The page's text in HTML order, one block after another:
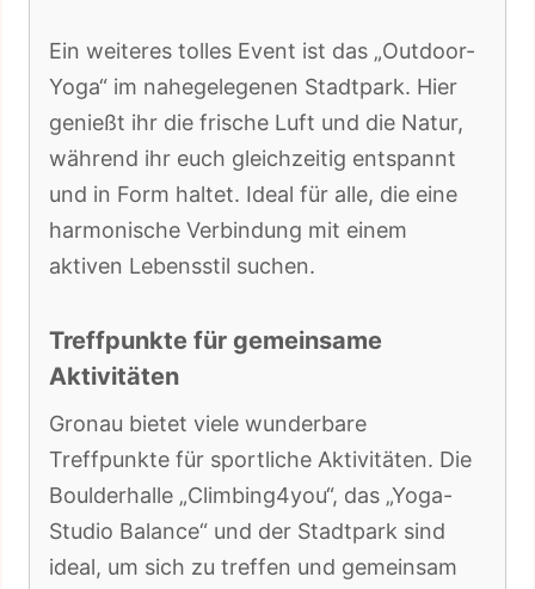
Ein weiteres tolles Event ist das „Outdoor-
Yoga“ im nahegelegenen Stadtpark. Hier
genießt ihr die frische Luft und die Natur,
während ihr euch gleichzeitig entspannt
und in Form haltet. Ideal für alle, die eine
harmonische Verbindung mit einem
aktiven Lebensstil suchen.
Treffpunkte für gemeinsame
Aktivitäten
Gronau bietet viele wunderbare
Treffpunkte für sportliche Aktivitäten. Die
Boulderhalle „Climbing4you“, das „Yoga-
Studio Balance“ und der Stadtpark sind
ideal, um sich zu treffen und gemeinsam